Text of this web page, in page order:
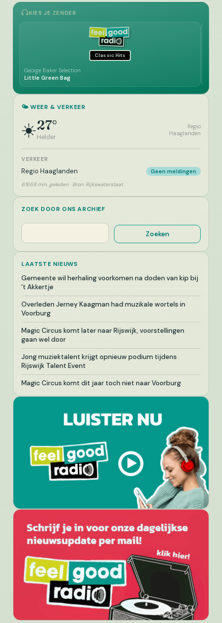
KIES JE ZENDER
Classic Hits
George Baker Selection
Little Green Bag
🌤️ WEER & VERKEER
☀️27°
Helder
Regio
Haaglanden
VERKEER
Regio Haaglanden Geen meldingen
61668 min. geleden · Bron: Rijkswaterstaat
ZOEK DOOR ONS ARCHIEF
Zoeken
Zoeken
LAATSTE NIEUWS
Gemeente wil herhaling voorkomen na doden van kip bij
’t Akkertje
Overleden Jerney Kaagman had muzikale wortels in
Voorburg
Magic Circus komt later naar Rijswijk, voorstellingen
gaan wel door
Jong muziektalent krijgt opnieuw podium tijdens
Rijswijk Talent Event
Magic Circus komt dit jaar toch niet naar Voorburg